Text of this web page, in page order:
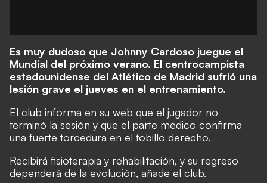
Es muy dudoso que Johnny Cardoso juegue el
Mundial del próximo verano. El centrocampista
estadounidense del Atlético de Madrid sufrió una
lesión grave el jueves en el entrenamiento.
El club informa en su web que el jugador no
terminó la sesión y que el parte médico confirma
una fuerte torcedura en el tobillo derecho.
Recibirá fisioterapia y rehabilitación, y su regreso
dependerá de la evolución, añade el club.